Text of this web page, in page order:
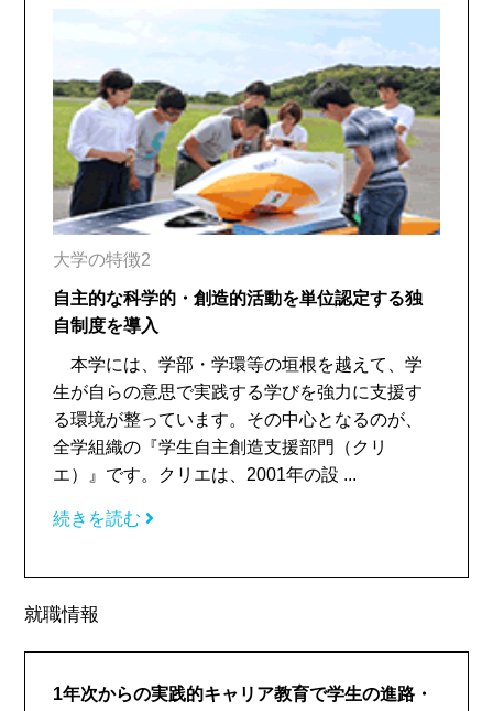
大学の特徴2
自主的な科学的・創造的活動を単位認定する独
自制度を導入
本学には、学部・学環等の垣根を越えて、学
生が自らの意思で実践する学びを強力に支援す
る環境が整っています。その中心となるのが、
全学組織の『学生自主創造支援部門（クリ
エ）』です。クリエは、2001年の設 ...
続きを読む
就職情報
1年次からの実践的キャリア教育で学生の進路・